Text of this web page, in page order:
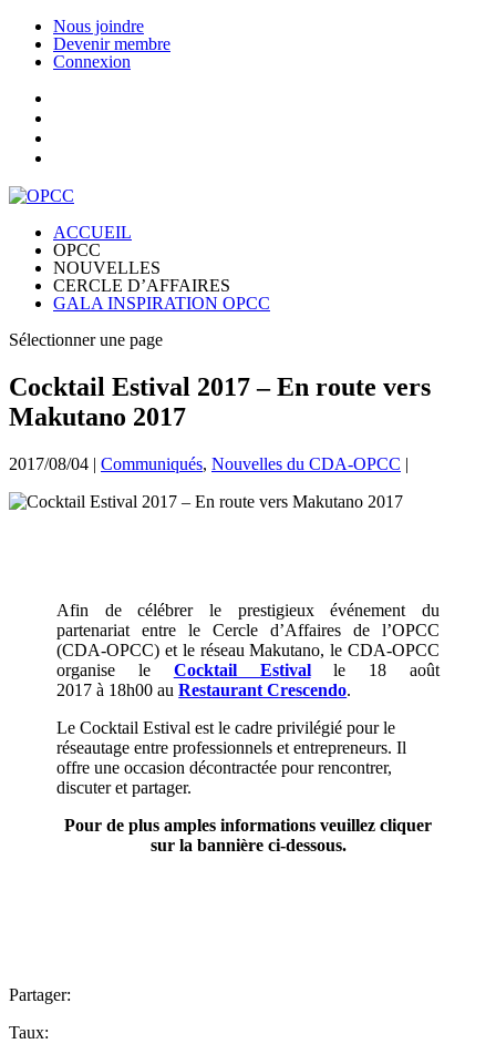
Nous joindre
Devenir membre
Connexion
ACCUEIL
OPCC
NOUVELLES
CERCLE D’AFFAIRES
GALA INSPIRATION OPCC
Sélectionner une page
Cocktail Estival 2017 – En route vers
Makutano 2017
2017/08/04 | Communiqués, Nouvelles du CDA-OPCC |
Afin de célébrer le prestigieux événement du
partenariat entre le Cercle d’Affaires de l’OPCC
(CDA-OPCC) et le réseau Makutano, le CDA-OPCC
organise le Cocktail Estival
le 18 août
2017 à 18h00 auRestaurant Crescendo.
Le Cocktail Estival est le cadre privilégié pour le
réseautage entre professionnels et entrepreneurs. Il
offre une occasion décontractée pour rencontrer,
discuter et partager.
Pour de plus amples informations veuillez cliquer
sur la bannière ci-dessous.
Partager:
Taux: